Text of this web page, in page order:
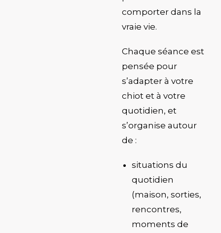
comporter dans la
vraie vie.
Chaque séance est
pensée pour
s’adapter à votre
chiot et à votre
quotidien, et
s’organise autour
de :
situations du
quotidien
(maison, sorties,
rencontres,
moments de